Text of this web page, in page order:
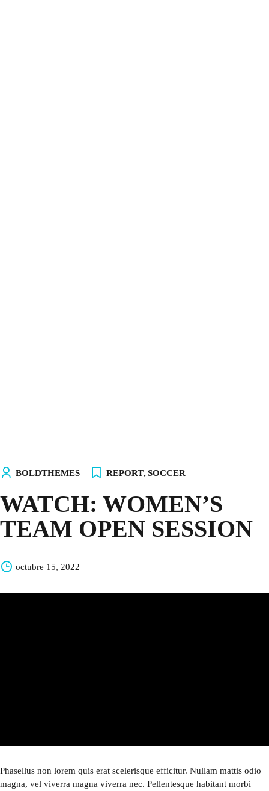
BOLDTHEMES REPORT, SOCCER
WATCH: WOMEN’S
TEAM OPEN SESSION
octubre 15, 2022
Phasellus non lorem quis erat scelerisque efficitur. Nullam mattis odio
magna, vel viverra magna viverra nec. Pellentesque habitant morbi